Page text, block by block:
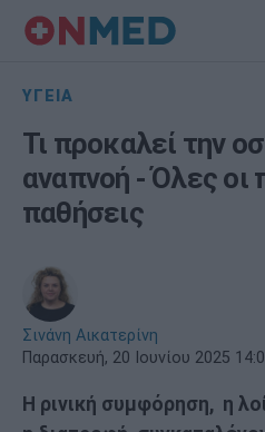
ΥΓΕΙΑ
Τι προκαλεί την
αναπνοή - Όλες οι
παθήσεις
Σινάνη Αικατερίνη
Παρασκευή, 20 Ιουνίου 2025
Η ρινική συμφόρηση, η